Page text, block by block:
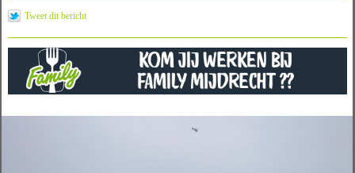
Tweet dit bericht